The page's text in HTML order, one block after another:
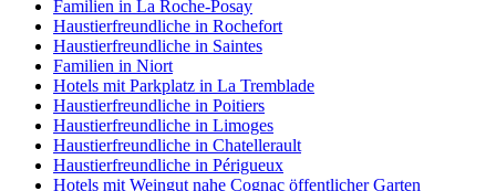
Familien in La Roche-Posay
Haustierfreundliche in Rochefort
Haustierfreundliche in Saintes
Familien in Niort
Hotels mit Parkplatz in La Tremblade
Haustierfreundliche in Poitiers
Haustierfreundliche in Limoges
Haustierfreundliche in Chatellerault
Haustierfreundliche in Périgueux
Hotels mit Weingut nahe Cognac öffentlicher Garten